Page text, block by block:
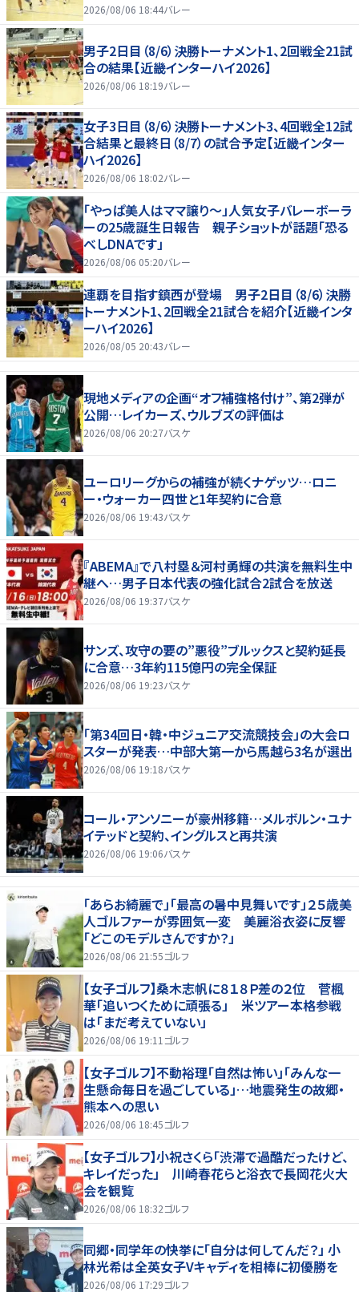
2026/08/06 18:44バレー
男子2日目（8/6）決勝トーナメント1、2回戦全21試
合の結果【近畿インターハイ2026】
2026/08/06 18:19バレー
女子3日目（8/6）決勝トーナメント3、4回戦全12試
合結果と最終日（8/7）の試合予定【近畿インター
ハイ2026】
2026/08/06 18:02バレー
「やっぱ美人はママ譲り～」人気女子バレーボーラ
ーの25歳誕生日報告 親子ショットが話題「恐る
べしDNAです」
2026/08/06 05:20バレー
連覇を目指す鎮西が登場 男子2日目（8/6）決勝
トーナメント1、2回戦全21試合を紹介【近畿インタ
ーハイ2026】
2026/08/05 20:43バレー
現地メディアの企画“オフ補強格付け”、第2弾が
公開…レイカーズ、ウルブズの評価は
2026/08/06 20:27バスケ
ユーロリーグからの補強が続くナゲッツ…ロニ
ー・ウォーカー四世と1年契約に合意
2026/08/06 19:43バスケ
『ABEMA』で八村塁＆河村勇輝の共演を無料生中
継へ…男子日本代表の強化試合2試合を放送
2026/08/06 19:37バスケ
サンズ、攻守の要の”悪役”ブルックスと契約延長
に合意…3年約115億円の完全保証
2026/08/06 19:23バスケ
「第34回日・韓・中ジュニア交流競技会」の大会ロ
スターが発表…中部大第一から馬越ら3名が選出
2026/08/06 19:18バスケ
コール・アンソニーが豪州移籍…メルボルン・ユナ
イテッドと契約、イングルスと再共演
2026/08/06 19:06バスケ
「あらお綺麗で」「最高の暑中見舞いです」２５歳美
人ゴルファーが雰囲気一変 美麗浴衣姿に反響
「どこのモデルさんですか？」
2026/08/06 21:55ゴルフ
【女子ゴルフ】桑木志帆に８１８Ｐ差の２位 菅楓
華「追いつくために頑張る」 米ツアー本格参戦
は「まだ考えていない」
2026/08/06 19:11ゴルフ
【女子ゴルフ】不動裕理「自然は怖い」「みんな一
生懸命毎日を過ごしている」…地震発生の故郷・
熊本への思い
2026/08/06 18:45ゴルフ
【女子ゴルフ】小祝さくら「渋滞で過酷だったけど、
キレイだった」 川崎春花らと浴衣で長岡花火大
会を観覧
2026/08/06 18:32ゴルフ
同郷・同学年の快挙に「自分は何してんだ？」 小
林光希は全英女子Vキャディを相棒に初優勝を
2026/08/06 17:29ゴルフ